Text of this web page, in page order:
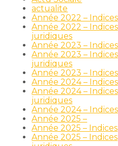
actualite
Année 2022 –
Année 2022 –
juridiques
Année 2023 –
Année 2023 –
juridiques
Année 2023 –
Année 2024 –
Année 2024 –
juridiques
Année 2024 –
Année 2025 –
Année 2025 –
Année 2025 –